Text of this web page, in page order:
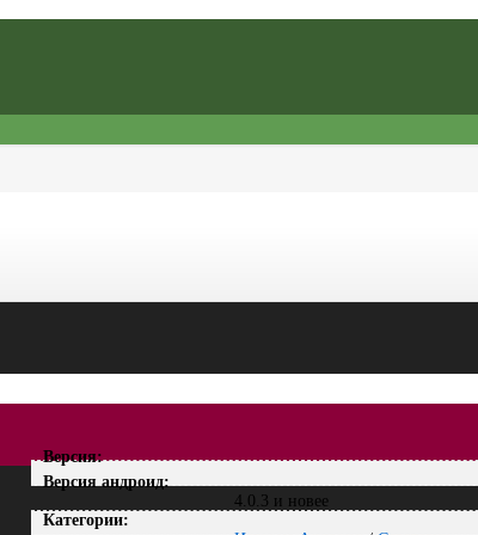
Версия:
Версия андроид:
4.0.3 и новее
Категории: